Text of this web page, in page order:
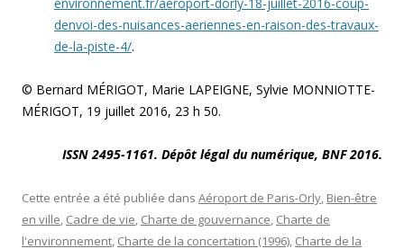
denvoi-des-nuisances-aeriennes-en-raison-des-travaux-
de-la-piste-4/.
© Bernard MÉRIGOT, Marie LAPEIGNE, Sylvie MONNIOTTE-
MÉRIGOT, 19 juillet 2016, 23 h 50.
ISSN 2495-1161. Dépôt légal du numérique, BNF 2016.
Cette entrée a été publiée dans Aéroport de Paris-Orly, Bien-être
en ville, Cadre de vie, Charte de gouvernance, Charte de
l'environnement, Charte de la concertation (1996), Charte de la